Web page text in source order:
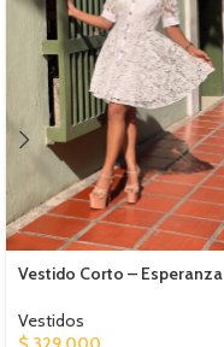
Vestido Corto – Esperanza
Vestidos